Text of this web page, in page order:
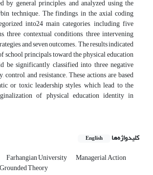
by general principles, and analyzed using the
technique. The findings, in the axial coding
into24 main categories, including five
three contextual conditions, three intervening
and seven outcomes. The results indicated
school principals toward the physical education
be significantly classified into three negative
control, and resistance. These actions are based
or toxic leadership styles, which lead to the
of physical education identity in
کلیدواژه‌ها English
Farhangian University Managerial Action
Grounded Theory